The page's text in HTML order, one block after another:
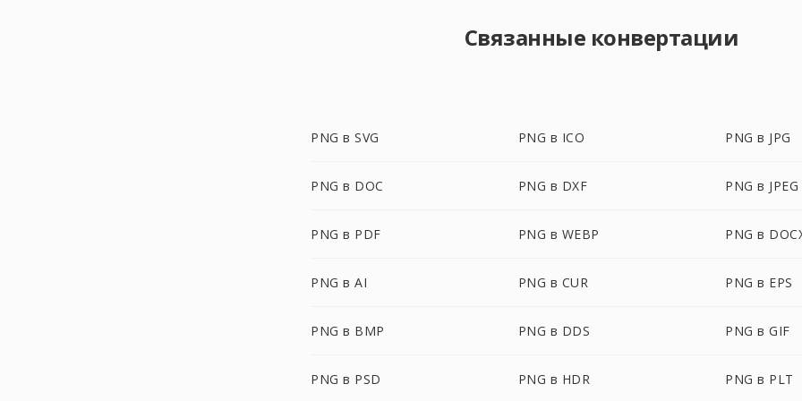
Связанные конвертации
PNG в SVG PNG в ICO PNG в JPG
PNG в DOC PNG в DXF PNG в JPEG
PNG в PDF PNG в WEBP PNG в
PNG в AI PNG в CUR PNG в EPS
PNG в BMP PNG в DDS PNG в GIF
PNG в PSD PNG в HDR PNG в PLT